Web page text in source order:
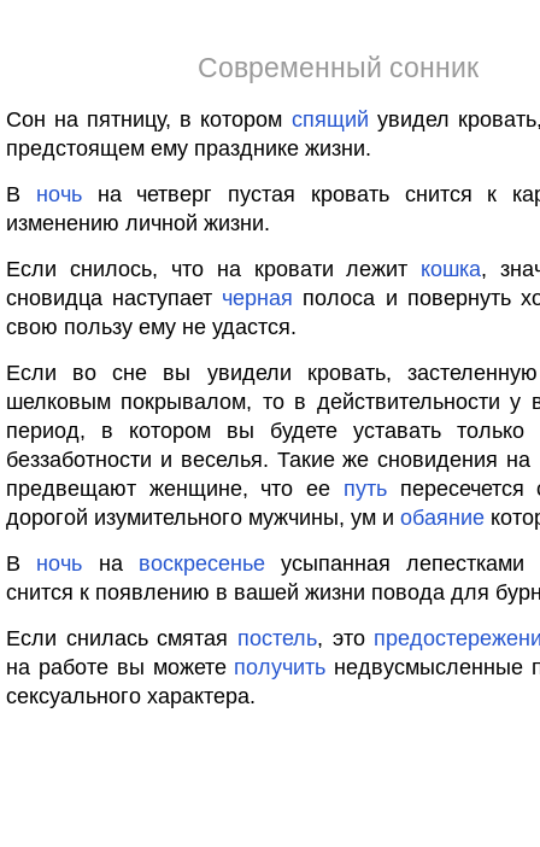
Современный сонник
Сон на пятницу, в котором спящий увидел
предстоящем ему празднике жизни.
В ночьна четверг пустая кровать снится к
изменению личной жизни.
Если снилось, что на кровати лежит кошка,
сновидца наступает черная полоса и повернуть
свою пользу ему не удастся.
Если во сне вы увидели кровать,
шелковым покрывалом, то в действительности у
период, в котором вы будете уставать только
беззаботности и веселья. Такие же сновидения на
предвещают женщине, что ее путьпересечется
дорогой изумительного мужчины, ум и обаяние
В ночь на воскресеньеусыпанная лепестками
снится к появлению в вашей жизни повода для
Если снилась смятая постель, это
на работе вы можете получить недвусмысленные
сексуального характера.